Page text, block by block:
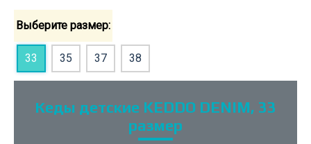
Выберите размер:
33 35 37 38
Кеды детские KEDDO DENIM, 33
размер